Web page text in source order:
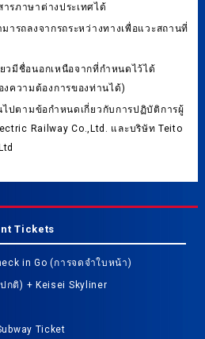
รภาษาต่างประเทศได้
ารถลงจากรถระหว่างทางเพื่อแวะสถานที่
วมีชื่อนอกเหนือจากที่กำหนดไว้ได้
ความต้องการของท่านได้)
ไปตามข้อกำหนดเกี่ยวกับการปฏิบัติการผู้
Railway Co.,Ltd. และบริษัท Teito
Tickets
in Go (การจดจำใบหน้า)
กติ) + Keisei Skyliner
Ticket